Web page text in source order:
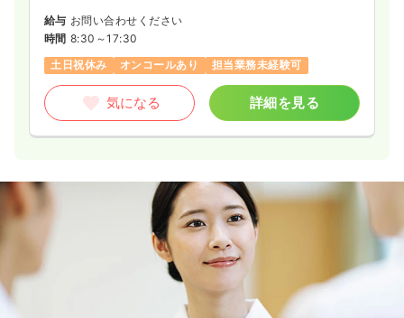
給与 お問い合わせください
時間 8:30～17:30
土日祝休み
オンコールあり 担当業務未経験可
気になる 詳細を見る